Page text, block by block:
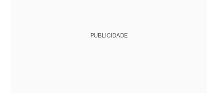
PUBLICIDADE